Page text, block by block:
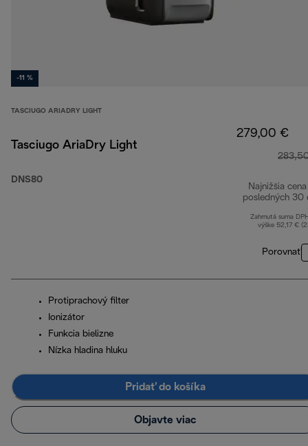
-11 %
TASCIUGO ARIADRY LIGHT
Tasciugo AriaDry Light
DNS80
279,00 €
Najnižšia
posledných 30
Zahrnutá suma
výške 52,17 €
Porovnať
Protiprachový filter
Ionizátor
Funkcia bielizne
Nízka hladina hluku
Pridať do košíka
Objavte viac